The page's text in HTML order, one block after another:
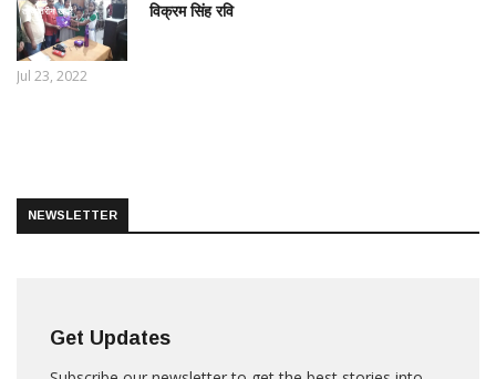
ताज़ातरीन खबरें
विक्रम सिंह रवि
Jul 23, 2022
NEWSLETTER
Get Updates